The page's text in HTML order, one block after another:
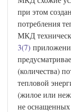
при этом
потребления
МКД
3(7)
(количества)
тепловой
(жилое или
не оснащенных